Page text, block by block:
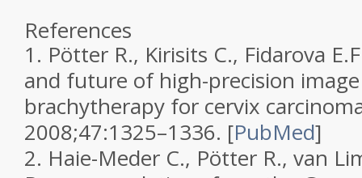
References
1. Pötter R., Kirisits C., Fidarova
and future of high-precision
brachytherapy for cervix
2008;47:1325–1336. [PubMed]
2. Haie-Meder C., Pötter R., van